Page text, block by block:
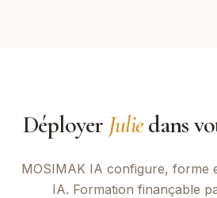
Déployer Juliedans
MOSIMAK IA configure, forme
IA. Formation finançable